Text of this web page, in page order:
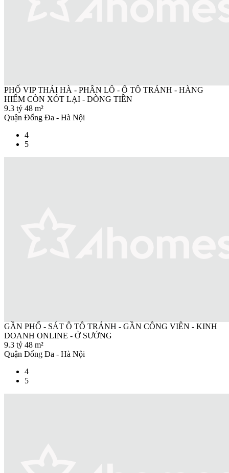
PHỐ VIP THÁI HÀ - PHÂN LÔ - Ô TÔ TRÁNH - HÀNG
HIẾM CÒN XÓT LẠI - DÒNG TIỀN
9.3 tỷ 48 m²
Quận Đống Đa - Hà Nội
4
5
GẦN PHỐ - SÁT Ô TÔ TRÁNH - GẦN CÔNG VIÊN - KINH
DOANH ONLINE - Ở SƯỚNG
9.3 tỷ 48 m²
Quận Đống Đa - Hà Nội
4
5